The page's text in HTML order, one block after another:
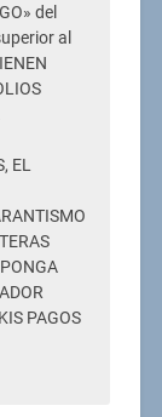
del
al
EL
PAGOS